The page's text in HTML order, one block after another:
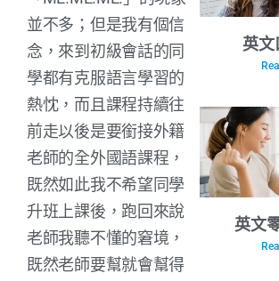
並不多；但是我有個信
念，來到初級會話的同
學都有克服語言學習的
熱忱，而且課程持續往
前走以後是要銜接外籍
老師的全外國語課程，
既然如此我不希望同學
升班上課後，跑回來說
老師我聽不懂的窘境，
既然老師要幫就會幫得
英文
英文